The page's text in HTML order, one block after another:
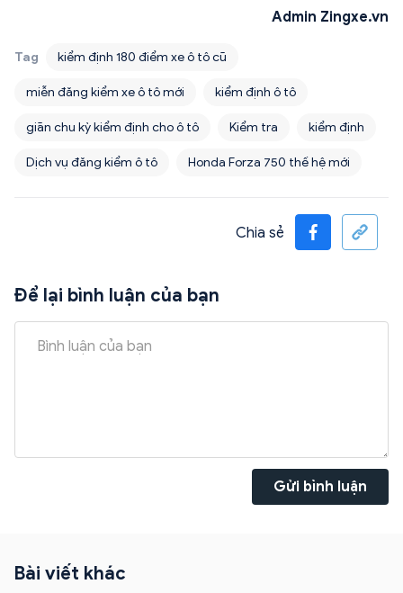
Admin Zingxe.vn
Tag kiểm định 180 điểm xe ô tô cũ
miễn đăng kiểm xe ô tô mới kiểm định ô tô
giãn chu kỳ kiểm định cho ô tô Kiểm tra kiểm định
Dịch vụ đăng kiểm ô tô Honda Forza 750 thế hệ mới
Chia sẻ
Để lại bình luận của bạn
Gửi bình luận
Bài viết khác